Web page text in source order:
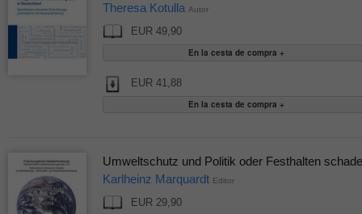
Theresa Kotulla Autor
EUR 49,90
EUR 41,88
Umweltschutz und Politik oder Festhalten
Karlheinz Marquardt Editor
EUR 29,90